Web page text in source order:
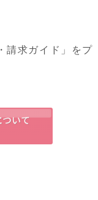
請求ガイド」をプ